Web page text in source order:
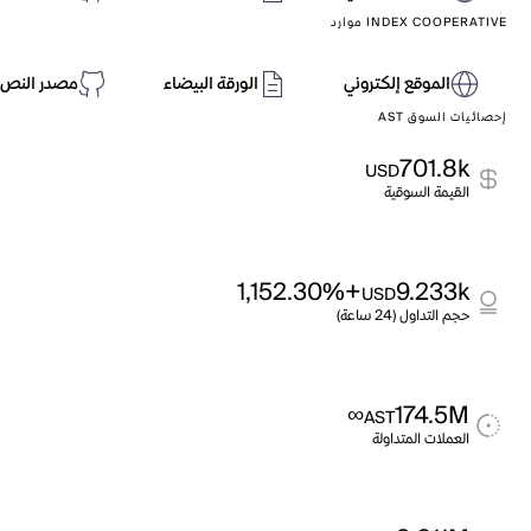
INDEX COOPERATIVE موارد
الموقع إلكتروني الورقة البيضاء مصدر النص
إحصائيات السوق AST
701.8k
USD
القيمة السوقية
9.233k
USD
+1,152.30%
حجم التداول (24 ساعة)
174.5M
AST
∞
العملات المتداولة